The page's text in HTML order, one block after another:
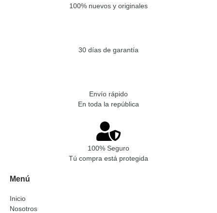
100% nuevos y originales
30 días de garantía
Envío rápido
En toda la república
100% Seguro
Tú compra está protegida
Menú
Inicio
Nosotros